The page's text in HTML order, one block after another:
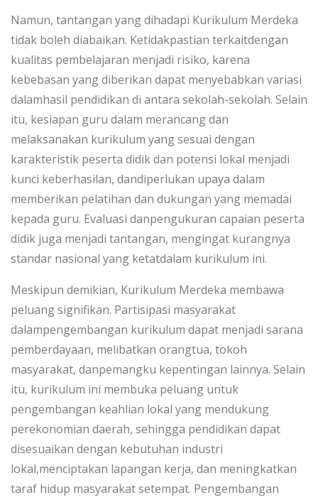
Namun, tantangan yang dihadapi Kurikulum Merdeka
tidak boleh diabaikan. Ketidakpastian terkaitdengan
kualitas pembelajaran menjadi risiko, karena
kebebasan yang diberikan dapat menyebabkan variasi
dalamhasil pendidikan di antara sekolah-sekolah. Selain
itu, kesiapan guru dalam merancang dan
melaksanakan kurikulum yang sesuai dengan
karakteristik peserta didik dan potensi lokal menjadi
kunci keberhasilan, dandiperlukan upaya dalam
memberikan pelatihan dan dukungan yang memadai
kepada guru. Evaluasi danpengukuran capaian peserta
didik juga menjadi tantangan, mengingat kurangnya
standar nasional yang ketatdalam kurikulum ini.
Meskipun demikian, Kurikulum Merdeka membawa
peluang signifikan. Partisipasi masyarakat
dalampengembangan kurikulum dapat menjadi sarana
pemberdayaan, melibatkan orangtua, tokoh
masyarakat, danpemangku kepentingan lainnya. Selain
itu, kurikulum ini membuka peluang untuk
pengembangan keahlian lokal yang mendukung
perekonomian daerah, sehingga pendidikan dapat
disesuaikan dengan kebutuhan industri
lokal,menciptakan lapangan kerja, dan meningkatkan
taraf hidup masyarakat setempat. Pengembangan